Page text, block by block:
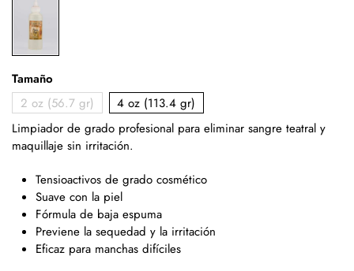
Tamaño
2 oz (56.7 gr)
4 oz (113.4 gr)
Limpiador de grado profesional para eliminar sangre teatral y
maquillaje sin irritación.
Tensioactivos de grado cosmético
Suave con la piel
Fórmula de baja espuma
Previene la sequedad y la irritación
Eficaz para manchas difíciles